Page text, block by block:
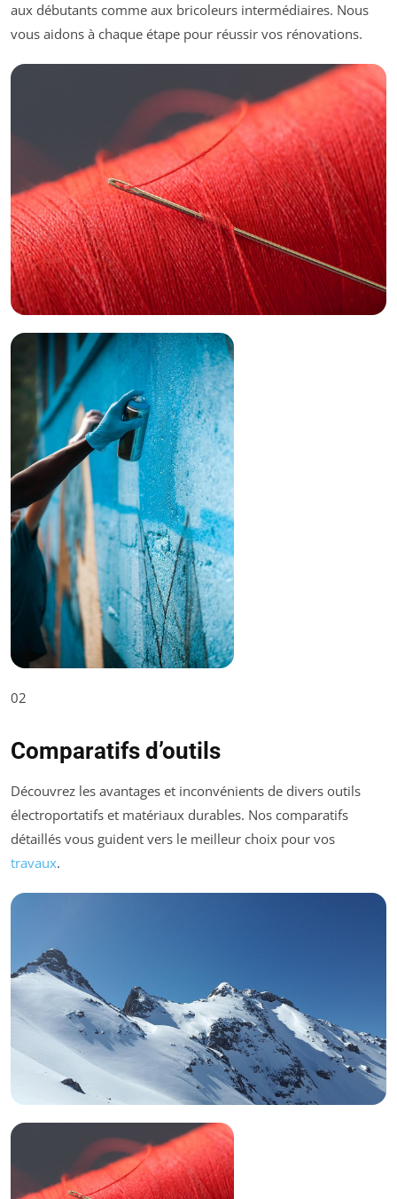
aux débutants comme aux bricoleurs intermédiaires. Nous
vous aidons à chaque étape pour réussir vos rénovations.
02
Comparatifs d’outils
Découvrez les avantages et inconvénients de divers outils
électroportatifs et matériaux durables. Nos comparatifs
détaillés vous guident vers le meilleur choix pour vos
travaux.